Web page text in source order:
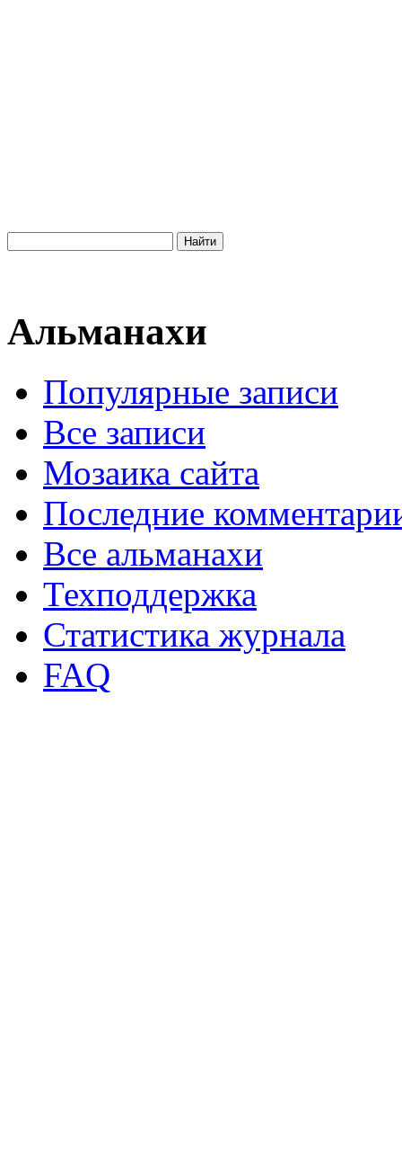
Альманахи
Популярные записи
Все записи
Мозаика сайта
Последние
Все альманахи
Техподдержка
Статистика журнала
FAQ